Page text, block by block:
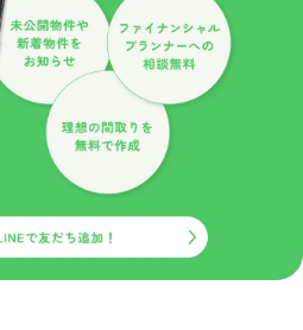
えい、滅失又はき損の防止等、その
全管理措置を講じます。また、取得
や委託先（再委託先を含みます）に
行います。
定について
ポリシーの改定につきましては、個
、各種通達や指導、社会通念に鑑み